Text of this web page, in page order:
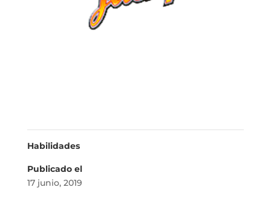
Habilidades
Publicado el
17 junio, 2019